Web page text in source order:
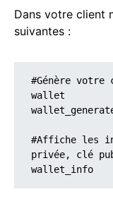
Dans votre client
suivantes :
#Génère
wallet
#Affiche les
privée, clé
wallet_info